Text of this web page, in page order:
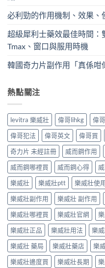
必利勁的作用機制、效果
超級犀利士藥效最佳時間
Tmax、窗口與服用時機
韓國奇力片副作用「真係咁
熱點關注
levitra 樂威壯 偉哥lihkg 偉
偉哥犯法
偉哥英文 偉哥買
奇力片 未經註冊
威而鋼作用
威而鋼哪裡買
威而鋼心得
樂威壯
樂威壯ptt 樂威壯使
樂威壯副作用
樂威壯 副作用
樂威壯哪裡買
樂威壯官網
樂威壯正品
樂威壯用法 樂
樂威壯 藥局
樂威壯藥店 樂
樂威壯邊度買
樂威壯長期